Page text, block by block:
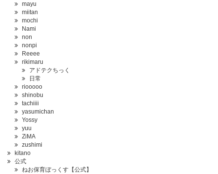
mayu
miitan
mochi
Nami
non
nonpi
Reeee
rikimaru
アドテクちっく
日常
riooooo
shinobu
tachiiii
yasumichan
Yossy
yuu
ZiMA
zushimi
kitano
公式
ねお保育ぼっくす【公式】